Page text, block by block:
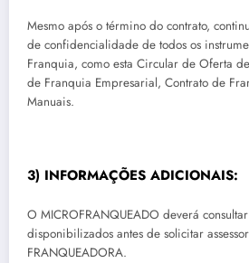
Mesmo após o término do contrato,
de confidencialidade de todos os
Franquia, como esta Circular de Oferta
de Franquia Empresarial, Contrato de
Manuais.
3) INFORMAÇÕES ADICIONAIS:
O MICROFRANQUEADO deverá
disponibilizados antes de solicitar
FRANQUEADORA.